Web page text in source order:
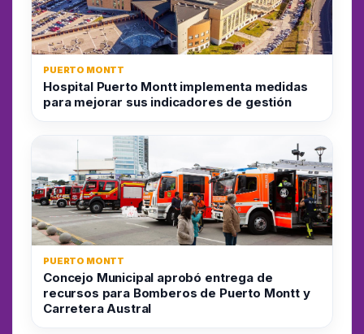
PUERTO MONTT
Hospital Puerto Montt implementa medidas
para mejorar sus indicadores de gestión
PUERTO MONTT
Concejo Municipal aprobó entrega de
recursos para Bomberos de Puerto Montt y
Carretera Austral